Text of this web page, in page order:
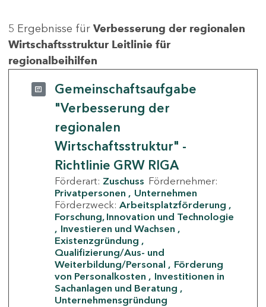
5 Ergebnisse für Verbesserung der regionalen
Wirtschaftsstruktur Leitlinie für
regionalbeihilfen
Gemeinschaftsaufgabe
"Verbesserung der
regionalen
Wirtschaftsstruktur" -
Richtlinie GRW RIGA
Förderart: Zuschuss Fördernehmer:
Privatpersonen
Unternehmen
Förderzweck: Arbeitsplatzförderung
Forschung, Innovation und Technologie
Investieren und Wachsen
Existenzgründung
Qualifizierung/Aus- und
Weiterbildung/Personal
Förderung
von Personalkosten
Investitionen in
Sachanlagen und Beratung
Unternehmensgründung